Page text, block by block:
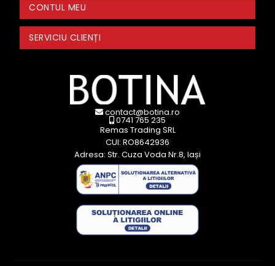
CONTUL MEU
SERVICIU CLIENȚI
contact@botina.ro
0741 765 235
Remas Trading SRL
CUI: RO8642936
Adresa: Str. Cuza Voda Nr.8, Iași